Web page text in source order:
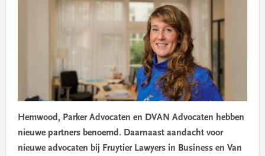
Hemwood, Parker Advocaten en DVAN Advocaten hebben
nieuwe partners benoemd. Daarnaast aandacht voor
nieuwe advocaten bij Fruytier Lawyers in Business en Van